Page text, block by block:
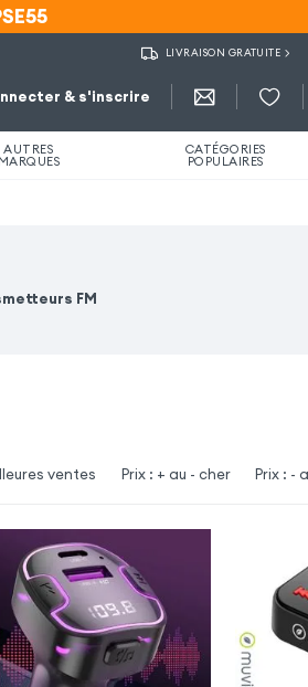
LIVRAISON GRATUITE
& s'inscrire
AUTRES
MARQUES
CATÉGORIES
POPULAIRES
FM
ventes Prix : + au - cher Prix : -